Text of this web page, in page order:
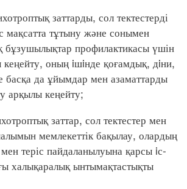
заттарды, сол тектестерді
мақсатта тұтыну және сонымен
бұзушылықтар профилактикасы үшін
кеңейту, оның iшiнде қоғамдық, дiни,
басқа да ұйымдар мен азаматтарды
арқылы кеңейту;
заттар, сол тектестер мен
мемлекеттік бақылау, олардың
теріс пайдаланылуына қарсы iс-
халықаралық ынтымақтастықты